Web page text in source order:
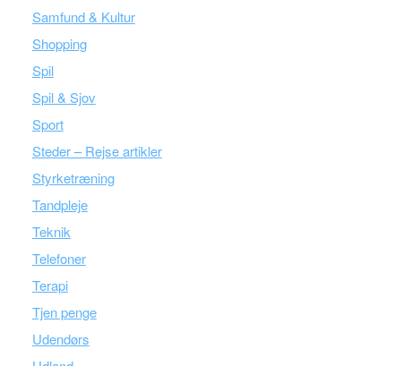
Samfund & Kultur
Shopping
Spil
Spil & Sjov
Sport
Steder – Rejse artikler
Styrketræning
Tandpleje
Teknik
Telefoner
Terapi
Tjen penge
Udendørs